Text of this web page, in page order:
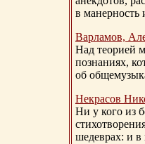
в манерность
Варламов,
Над теорией
познаниях,
об
Некрасов
Ни у кого из
шедеврах: и в